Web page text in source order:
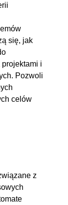
00:12:32
się, jak
i
Pozwoli
celów
z